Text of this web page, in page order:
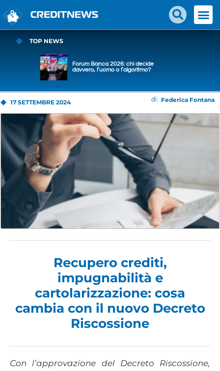
TOP NEWS
Forum Banca 2026: chi decide
davvero, l’uomo o l’algoritmo?
17 SETTEMBRE 2024 di: Federica Fontana
Recupero crediti,
impugnabilità e
cartolarizzazione: cosa
cambia con il nuovo Decreto
Riscossione
Con l’approvazione del Decreto Riscossione,